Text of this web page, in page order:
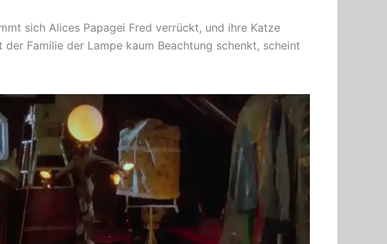
sich Alices Papagei Fred verrückt, und ihre Katze
Familie der Lampe kaum Beachtung schenkt, scheint